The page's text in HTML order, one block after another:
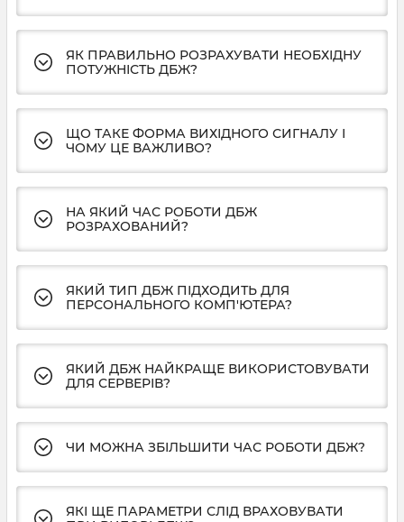
ЯК ПРАВИЛЬНО РОЗРАХУВАТИ НЕОБХІДНУ
ПОТУЖНІСТЬ ДБЖ?
ЩО ТАКЕ ФОРМА ВИХІДНОГО СИГНАЛУ І
ЧОМУ ЦЕ ВАЖЛИВО?
НА ЯКИЙ ЧАС РОБОТИ ДБЖ
РОЗРАХОВАНИЙ?
ЯКИЙ ТИП ДБЖ ПІДХОДИТЬ ДЛЯ
ПЕРСОНАЛЬНОГО КОМП'ЮТЕРА?
ЯКИЙ ДБЖ НАЙКРАЩЕ ВИКОРИСТОВУВАТИ
ДЛЯ СЕРВЕРІВ?
ЧИ МОЖНА ЗБІЛЬШИТИ ЧАС РОБОТИ ДБЖ?
ЯКІ ЩЕ ПАРАМЕТРИ СЛІД ВРАХОВУВАТИ